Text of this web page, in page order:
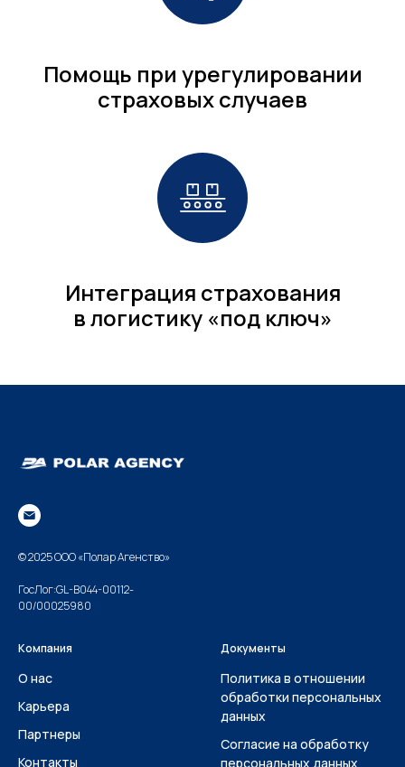
Помощь при урегулировании
страховых случаев
Интеграция страхования
в логистику «под ключ»
© 2025 ООО «Полар Агенство»
ГосЛог:GL-B044-00112-
00/00025980
Компания
О нас
Карьера
Партнеры
Контакты
Документы
Политика в отношении
обработки персональных
данных
Согласие на обработку
персональных данных